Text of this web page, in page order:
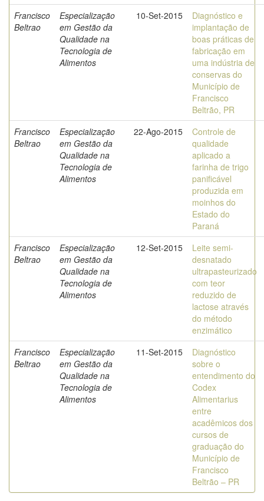
Francisco
Beltrao
Especialização
em Gestão da
Qualidade na
Tecnologia de
Alimentos
10-Set-2015
Diagnóstico e
implantação de
boas práticas de
fabricação em
uma indústria de
conservas do
Município de
Francisco
Beltrão, PR
Francisco
Beltrao
Especialização
em Gestão da
Qualidade na
Tecnologia de
Alimentos
22-Ago-2015
Controle de
qualidade
aplicado a
farinha de trigo
panificável
produzida em
moinhos do
Estado do
Paraná
Francisco
Beltrao
Especialização
em Gestão da
Qualidade na
Tecnologia de
Alimentos
12-Set-2015
Leite semi-
desnatado
ultrapasteurizado
com teor
reduzido de
lactose através
do método
enzimático
Francisco
Beltrao
Especialização
em Gestão da
Qualidade na
Tecnologia de
Alimentos
11-Set-2015
Diagnóstico
sobre o
entendimento do
Codex
Alimentarius
entre
acadêmicos dos
cursos de
graduação do
Município de
Francisco
Beltrão – PR